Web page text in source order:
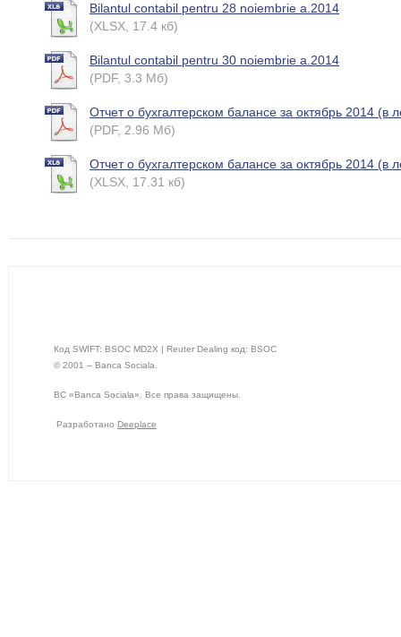
Bilantul contabil pentru 28 noiembrie a.2014
(XLSX, 17.4 кб)
Bilantul contabil pentru 30 noiembrie a.2014
(PDF, 3.3 Мб)
Отчет о бухгалтерском балансе за октябрь 2014 (в
(PDF, 2.96 Мб)
Отчет о бухгалтерском балансе за октябрь 2014 (в
(XLSX, 17.31 кб)
Код SWIFT: BSOC MD2X | Reuter Dealing код: BSOC
© 2001 – Banca Sociala.
BC «Banca Sociala». Все права защищены.
Разработано Deeplace